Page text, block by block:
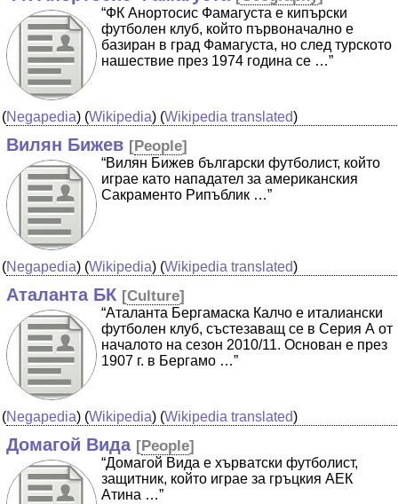
“ФК Анортосис Фамагуста е кипърски
футболен клуб, който първоначално е
базиран в град Фамагуста, но след турското
нашествие през 1974 година се …”
(Negapedia) (Wikipedia) (Wikipedia translated)
Вилян Бижев [People]
“Вилян Бижев български футболист, който
играе като нападател за американския
Сакраменто Рипъблик …”
(Negapedia) (Wikipedia) (Wikipedia translated)
Аталанта БК [Culture]
“Аталанта Бергамаска Калчо е италиански
футболен клуб, състезаващ се в Серия А от
началото на сезон 2010/11. Основан е през
1907 г. в Бергамо …”
(Negapedia) (Wikipedia) (Wikipedia translated)
Домагой Вида [People]
“Домагой Вида е хърватски футболист,
защитник, който играе за гръцкия АЕК
Атина …”